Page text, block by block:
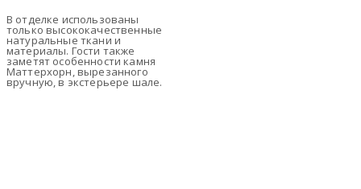
В отделке использованы
только высококачественные
натуральные ткани и
материалы. Гости также
заметят особенности камня
Маттерхорн, вырезанного
вручную, в экстерьере шале.